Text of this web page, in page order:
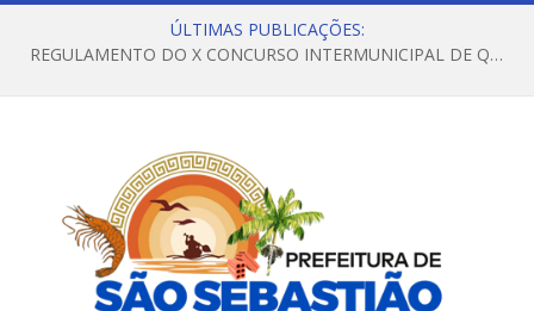
ÚLTIMAS PUBLICAÇÕES:
REGULAMENTO DO X CONCURSO INTERMUNICIPAL DE QUADRILHAS JUNINAS – 2026 – ARRAIÁ DA VENEZA